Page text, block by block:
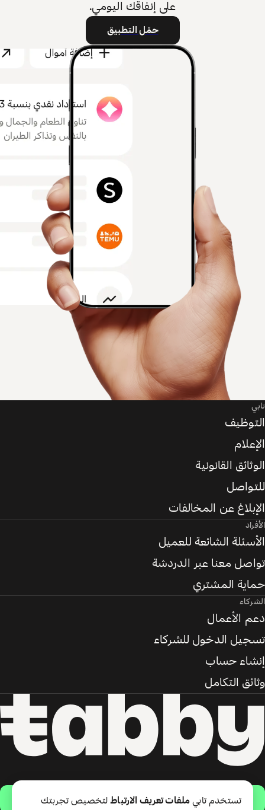
على إنفاقك اليومي.
حمّل التطبيق
حمّل التطبيق
تابي
التوظيف
الإعلام
الوثائق القانونية
للتواصل
الإبلاغ عن المخالفات
الأفراد
الأسئلة الشائعة للعميل
تواصل معنا عبر الدردشة
حماية المشتري
الشركاء
دعم الأعمال
تسجيل الدخول للشركاء
إنشاء حساب
وثائق التكامل
تستخدم تابي ملفات تعريف الارتباطلتخصيص تجربتك